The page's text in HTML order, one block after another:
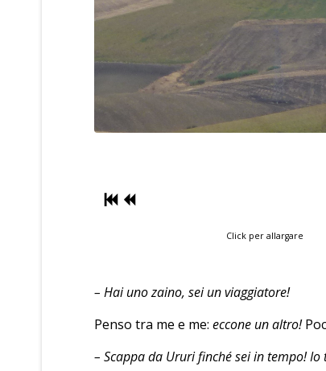
Click per allargare
– Hai uno zaino, sei un viaggiatore!
Penso tra me e me: eccone un altro!
– Scappa da Ururi finché sei in tempo! Io